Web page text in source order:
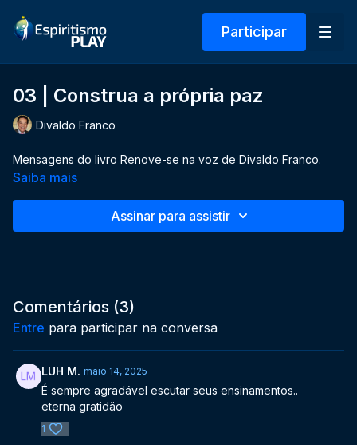
Participar
03 | Construa a própria paz
Divaldo Franco
Mensagens do livro Renove-se na voz de Divaldo Franco.
Saiba mais
Assinar para assistir
Comentários (3)
Entre para participar na conversa
LUH M. maio 14, 2025
É sempre agradável escutar seus ensinamentos..
eterna gratidão
1